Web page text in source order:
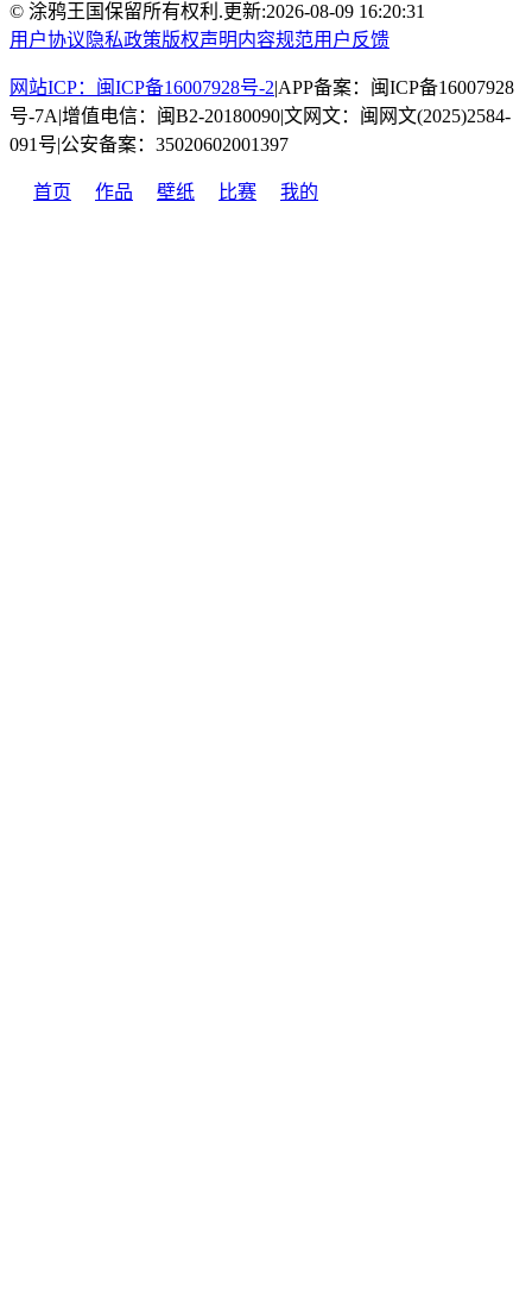
© 涂鸦王国保留所有权利.更新:2026-08-09 16:20:31
用户协议 隐私政策版权声明内容规范用户反馈
网站ICP：闽ICP备16007928号-2|APP备案：闽ICP备16007928
号-7A|增值电信：闽B2-20180090|文网文：闽网文(2025)2584-
091号|公安备案：35020602001397
首页 作品 壁纸 比赛 我的